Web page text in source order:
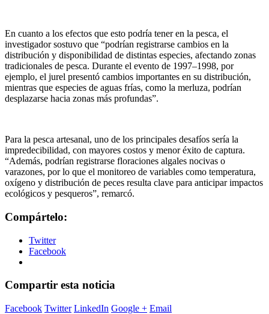
En cuanto a los efectos que esto podría tener en la pesca, el
investigador sostuvo que “podrían registrarse cambios en la
distribución y disponibilidad de distintas especies, afectando zonas
tradicionales de pesca. Durante el evento de 1997–1998, por
ejemplo, el jurel presentó cambios importantes en su distribución,
mientras que especies de aguas frías, como la merluza, podrían
desplazarse hacia zonas más profundas”.
Para la pesca artesanal, uno de los principales desafíos sería la
impredecibilidad, con mayores costos y menor éxito de captura.
“Además, podrían registrarse floraciones algales nocivas o
varazones, por lo que el monitoreo de variables como temperatura,
oxígeno y distribución de peces resulta clave para anticipar impactos
ecológicos y pesqueros”, remarcó.
Compártelo:
Twitter
Facebook
Compartir esta noticia
Facebook Twitter LinkedIn Google + Email